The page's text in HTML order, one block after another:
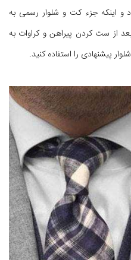
و اینکه جزء کت و شلوار رسمی به
از ست کردن پیراهن و کراوات به
پیشنهادی را استفاده کنید.